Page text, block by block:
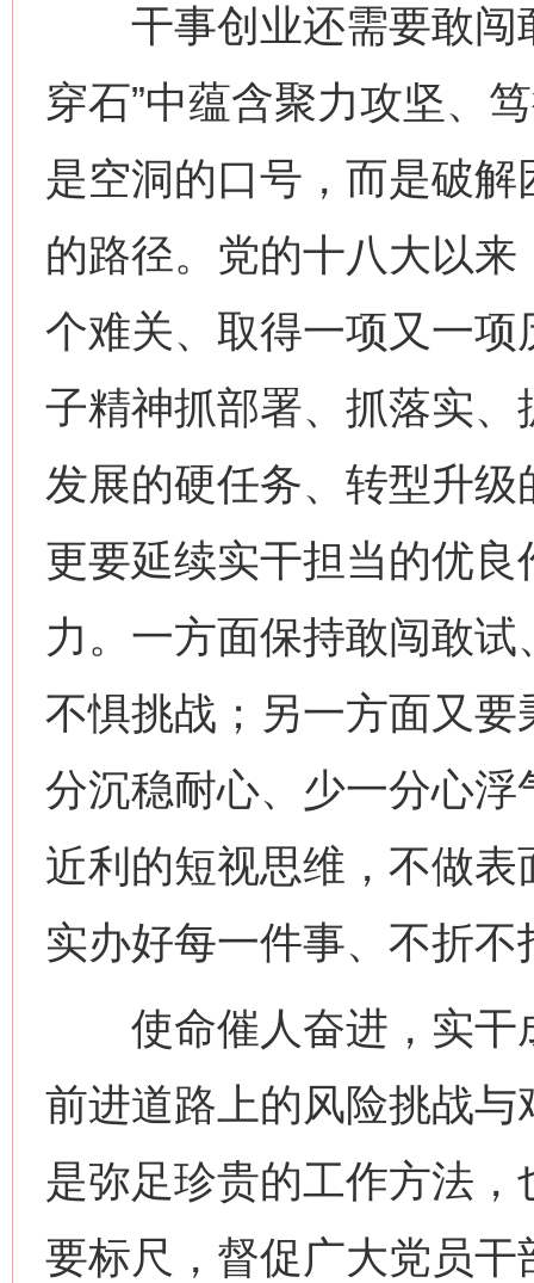
干事创业还需要敢闯
穿石”中蕴含聚力攻坚、
是空洞的口号，而是破
的路径。党的十八大以
个难关、取得一项又一
子精神抓部署、抓落实、
发展的硬任务、转型升
更要延续实干担当的优
力。一方面保持敢闯敢
不惧挑战；另一方面又要
分沉稳耐心、少一分心
近利的短视思维，不做
实办好每一件事、不折
使命催人奋进，实干
前进道路上的风险挑战与
是弥足珍贵的工作方法
要标尺，督促广大党员
网上购药对药下症？